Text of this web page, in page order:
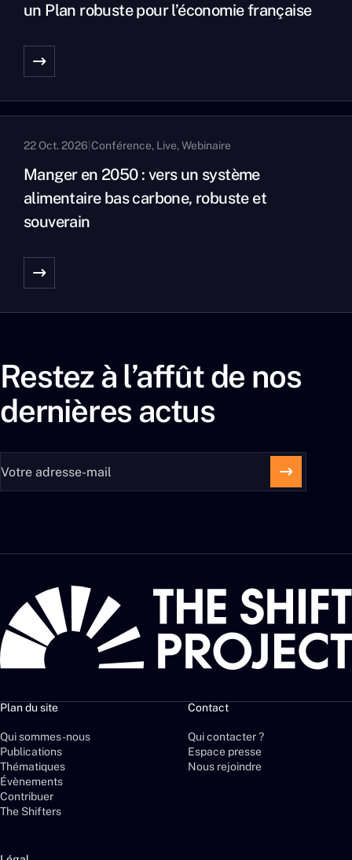
un Plan robuste pour l’économie française
22 Oct. 2026 Conférence, Live, Webinaire
Manger en 2050 : vers un système
alimentaire bas carbone, robuste et
souverain
Restez à l’affût de nos
dernières actus
Plan du site
Qui sommes-nous
Publications
Thématiques
Évènements
Contribuer
The Shifters
Contact
Qui contacter ?
Espace presse
Nous rejoindre